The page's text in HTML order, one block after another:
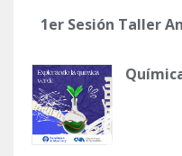
1er Sesión Taller